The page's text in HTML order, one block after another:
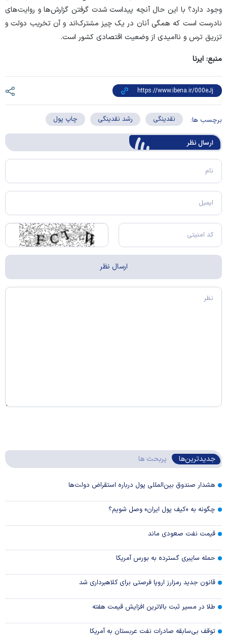
وجود دارد؟ با این حال آنچه پیداست شدت گرفتن گزارش‌ها و روایت‌های
نادرست است که همگی آنان در یک چیز مشترک‌اند و آن تخریب دولت و
تزریق ترس و ناامیدی از وضعیت اقتصادی کشور است.
منبع: ایرنا
برچسب ها: نقدینگی رشد نقدینگی چاپ پول
ارسال‌ نظر
جدیدترین‌ها پربحث ها
هشدار صندوق بین‌المللی پول درباره استقراض دولت‌ها
چگونه به «کیف پول ایران» وصل شویم؟
قیمت نفت صعودی ماند
حمله سایبری گسترده به بورس آمریکا
قانون جدید رمزارز اروپا فرصتی برای کلاهبرداری شد
طلا در مسیر ثبت بالاترین افزایش قیمت هفته
توقف بی‌سابقه صادرات نفت عربستان به آمریکا